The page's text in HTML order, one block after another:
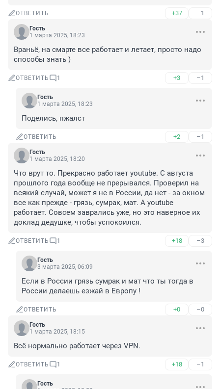
ОТВЕТИТЬ +37 –1
Гость
1 марта 2025, 18:23
Враньё, на смарте все работает и летает, просто надо
способы знать )
ОТВЕТИТЬ 1 +3 –1
Гость
1 марта 2025, 18:23
Поделись, пжалст
ОТВЕТИТЬ +2 –1
Гость
1 марта 2025, 18:20
Что врут то. Прекрасно работает youtube. С августа
прошлого года вообще не прерывался. Проверил на
всякий случай, может я не в России, да нет - за окном
все как прежде - грязь, сумрак, мат. А youtube
работает. Совсем заврались уже, но это наверное их
доклад дедушке, чтобы успокоился.
ОТВЕТИТЬ 1 +18 –3
Гость
3 марта 2025, 06:09
Если в России грязь сумрак и мат что ты тогда в
России делаешь езжай в Европу !
ОТВЕТИТЬ +0 –0
Гость
1 марта 2025, 18:15
Всё нормально работает через VPN.
ОТВЕТИТЬ 1 +18 –1
Гость